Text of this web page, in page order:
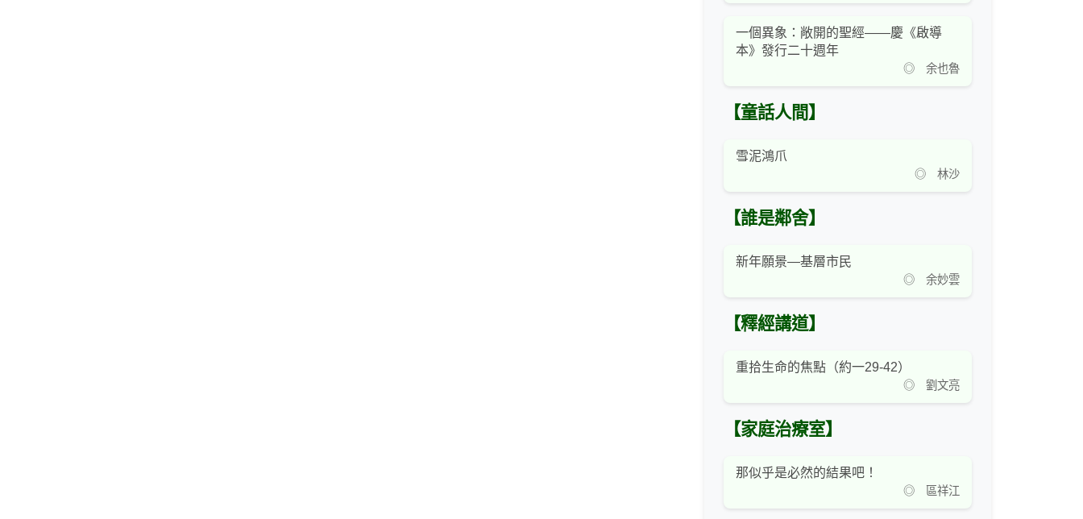
一個異象：敞開的聖經——慶《啟導
本》發行二十週年
◎ 余也魯
【童話人間】
雪泥鴻爪
◎ 林沙
【誰是鄰舍】
新年願景—基層市民
◎ 余妙雲
【釋經講道】
重拾生命的焦點（約一29-42）
◎ 劉文亮
【家庭治療室】
那似乎是必然的結果吧！
◎ 區祥江